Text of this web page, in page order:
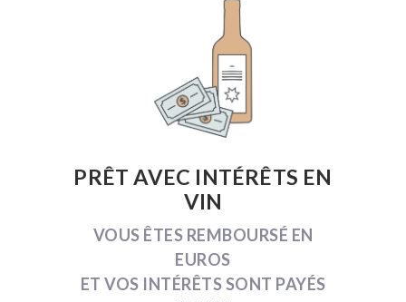
PRÊT AVEC INTÉRÊTS EN
VIN
VOUS ÊTES REMBOURSÉ EN
EUROS
ET VOS INTÉRÊTS SONT PAYÉS